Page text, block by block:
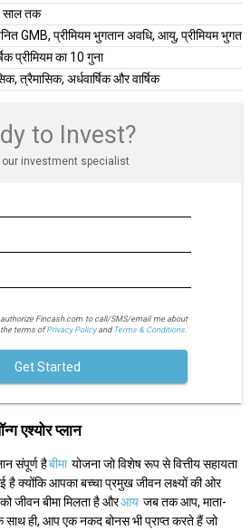
साल तक
GMB, प्रीमियम भुगतान अवधि, आयु, प्रीमियम
प्रीमियम का 10 गुना
त्रैमासिक, अर्धवार्षिक और वार्षिक
to Invest?
our investment specialist
Fincash.com to call/SMS/email me about
terms ofPrivacy Policyand Terms & Conditions.
Get Started
एश्योर प्लान
संपूर्ण हैबीमा योजना जो विशेष रूप से वित्तीय सहायता
है क्योंकि आपका बच्चा प्रमुख जीवन लक्ष्यों की ओर
जीवन बीमा मिलता है औरआय जब तक आप, माता-
साथ ही, आप एक नकद बोनस भी प्राप्त करते हैं जो